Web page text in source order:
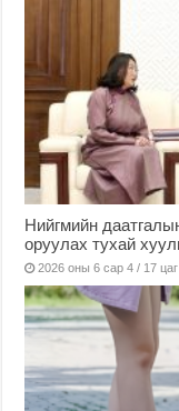
Нийгмийн
оруулах тухай
2026 оны 6 сар 4 / 17